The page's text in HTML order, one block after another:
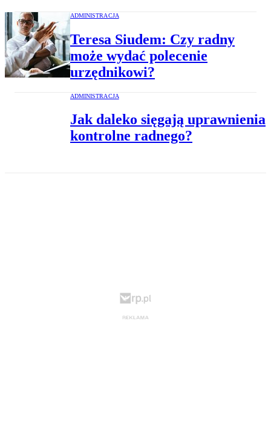
ADMINISTRACJA
Teresa Siudem: Czy radny
może wydać polecenie
urzędnikowi?
ADMINISTRACJA
Jak daleko sięgają uprawnienia
kontrolne radnego?